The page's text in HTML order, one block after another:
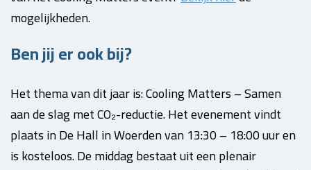
mogelijkheden.
Ben jij er ook bij?
Het thema van dit jaar is: Cooling Matters – Samen
aan de slag met CO₂-reductie. Het evenement vindt
plaats in De Hall in Woerden van 13:30 – 18:00 uur en
is kosteloos. De middag bestaat uit een plenair